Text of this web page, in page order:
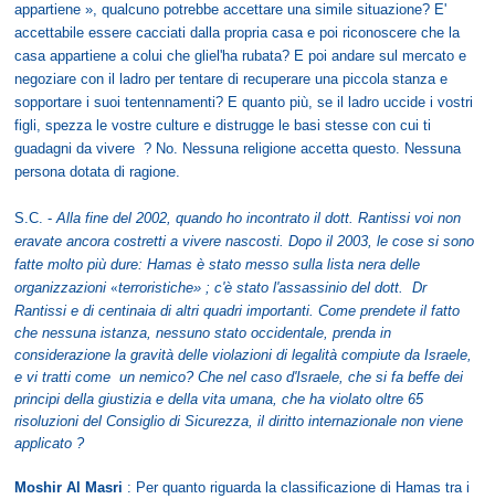
appartiene », qualcuno potrebbe accettare una simile situazione? E'
accettabile essere cacciati dalla propria casa e poi riconoscere che la
casa appartiene a colui che gliel'ha rubata? E poi andare sul mercato e
negoziare con il ladro per tentare di recuperare una piccola stanza e
sopportare i suoi tentennamenti? E quanto più, se il ladro uccide i vostri
figli, spezza le vostre culture e distrugge le basi stesse con cui ti
guadagni da vivere ? No. Nessuna religione accetta questo. Nessuna
persona dotata di ragione.
S.C. -Alla fine del 2002, quando ho incontrato il dott. Rantissi voi non
eravate ancora costretti a vivere nascosti. Dopo il 2003, le cose si sono
fatte molto più dure: Hamas è stato messo sulla lista nera delle
organizzazioni«terroristiche» ; c'è stato l'assassinio del dott. Dr
Rantissi e di centinaia di altri quadri importanti. Come prendete il fatto
che nessuna istanza, nessuno stato occidentale, prenda in
considerazione la gravità delle violazioni di legalità compiute da Israele,
e vi tratti come un nemico? Che nel caso d'Israele, che si fa beffe dei
principi della giustizia e della vita umana, che ha violato oltre 65
risoluzioni del Consiglio di Sicurezza, il diritto internazionale non viene
applicato ?
Moshir Al Masri : Per quanto riguarda la classificazione di Hamas tra i